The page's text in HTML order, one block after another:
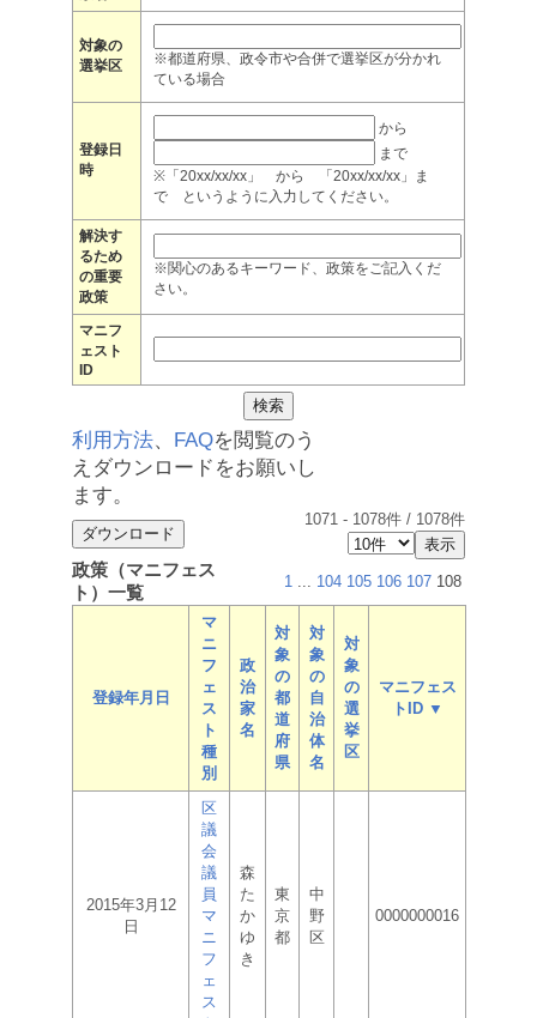
対象の
選挙区
※都道府県、政令市や合併で選挙区が分かれ
ている場合
登録日
時
から
まで
※「20xx/xx/xx」 から 「20xx/xx/xx」ま
で というように入力してください。
解決す
るため
の重要
政策
※関心のあるキーワード、政策をご記入くだ
さい。
マニフ
ェスト
ID
利用方法、 FAQを閲覧のう
えダウンロードをお願いし
ます。
1071 - 1078件 / 1078件
政策（マニフェス
ト）一覧
1 ... 104 105 106 107 108
登録年月日
マ
ニ
フ
ェ
ス
ト
種
別
政
治
家
名
対
象
の
都
道
府
県
対
象
の
自
治
体
名
対
象
の
選
挙
区
マニフェス
トID ▼
2015年3月12
日
区
議
会
議
員
マ
ニ
フ
ェ
ス
森
た
か
ゆ
き
東
京
都
中
野
区
0000000016